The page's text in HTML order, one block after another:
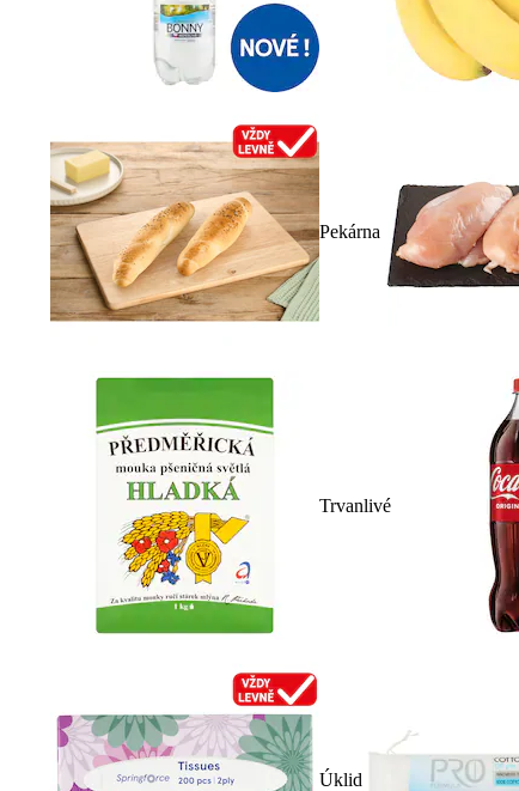
Pekárna
Trvanlivé
Úklid